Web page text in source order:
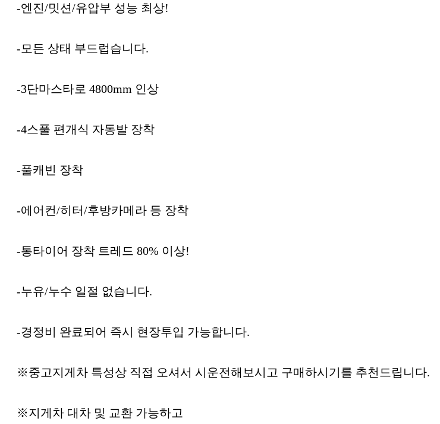
-엔진/밋션/유압부 성능 최상!
-모든 상태 부드럽습니다.
-3단마스타로 4800mm 인상
-4스풀 편개식 자동발 장착
-풀캐빈 장착
-에어컨/히터/후방카메라 등 장착
-통타이어 장착 트레드 80% 이상!
-누유/누수 일절 없습니다.
-경정비 완료되어 즉시 현장투입 가능합니다.
※중고지게차 특성상 직접 오셔서 시운전해보시고 구매하시기를 추천드립니다.
※지게차 대차 및 교환 가능하고